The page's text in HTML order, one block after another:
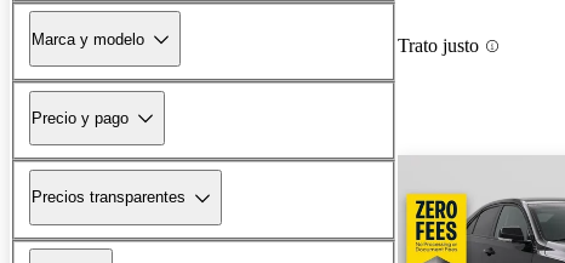
Marca y modelo
Precio y pago
Precios transparentes
Trato justo